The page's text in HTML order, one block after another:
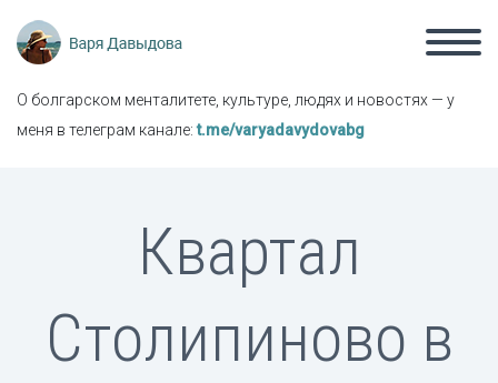
О болгарском менталитете, культуре, людях и новостях — у
меня в телеграм канале:t.me/varyadavydovabg
Квартал
Столипиново в